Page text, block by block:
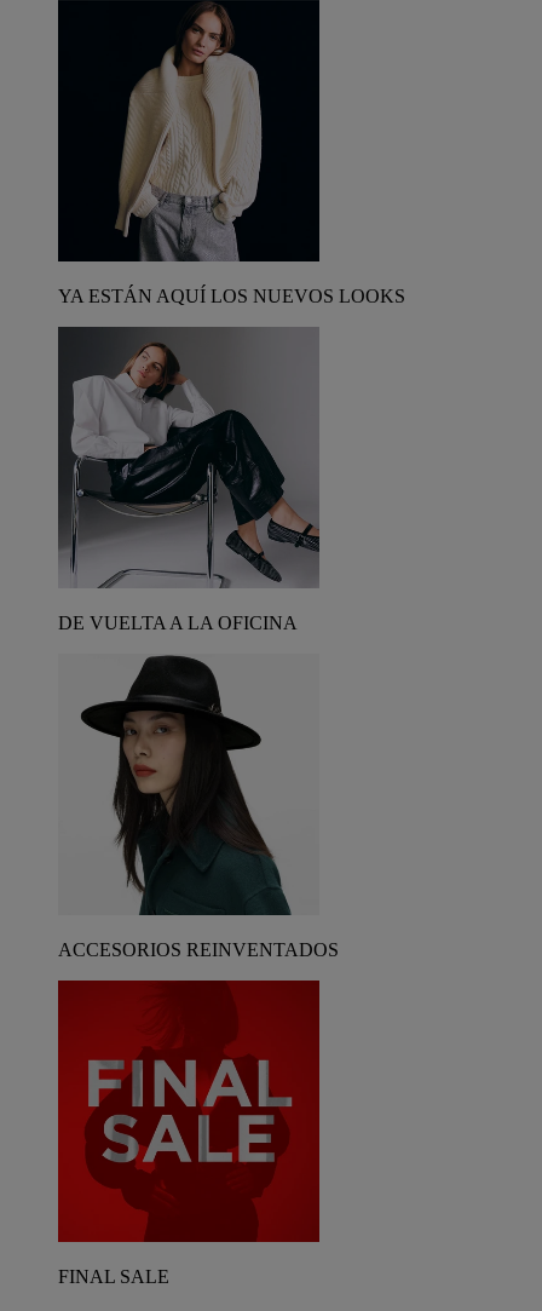
YA ESTÁN AQUÍ LOS NUEVOS LOOKS
DE VUELTA A LA OFICINA
ACCESORIOS REINVENTADOS
FINAL SALE